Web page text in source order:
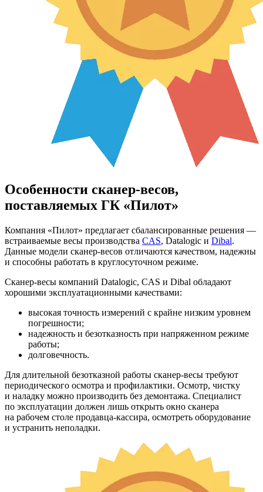
Особенности сканер-весов,
поставляемых ГК «Пилот»
Компания «Пилот» предлагает сбалансированные решения —
встраиваемые весы производства CAS, Datalogic и Dibal.
Данные модели сканер-весов отличаются качеством, надежны
и способны работать в круглосуточном режиме.
Сканер-весы компаний Datalogic, CAS и Dibal обладают
хорошими эксплуатационными качествами:
высокая точность измерений с крайне низким уровнем
погрешности;
надежность и безотказность при напряженном режиме
работы;
долговечность.
Для длительной безотказной работы сканер-весы требуют
периодического осмотра и профилактики. Осмотр, чистку
и наладку можно производить без демонтажа. Специалист
по эксплуатации должен лишь открыть окно сканера
на рабочем столе продавца-кассира, осмотреть оборудование
и устранить неполадки.